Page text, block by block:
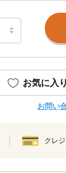
お気に入
お問い
クレ